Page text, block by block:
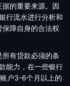
的重要来源。因
行流水进行分析和
障自身的合法权
有贷款必须的条
能力，在一些银行
户3-6个月以上的